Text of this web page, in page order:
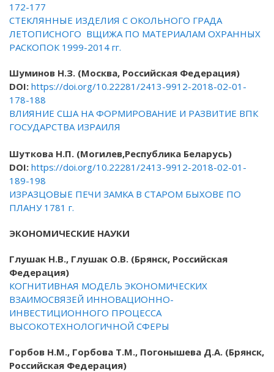
172-177
СТЕКЛЯННЫЕ ИЗДЕЛИЯ С ОКОЛЬНОГО ГРАДА
ЛЕТОПИСНОГО ВЩИЖА ПО МАТЕРИАЛАМ ОХРАННЫХ
РАСКОПОК 1999-2014 гг.
Шуминов Н.З. (Москва, Российская Федерация)
DOI: https://doi.org/10.22281/2413-9912-2018-02-01-
178-188
ВЛИЯНИЕ США НА ФОРМИРОВАНИЕ И РАЗВИТИЕ ВПК
ГОСУДАРСТВА ИЗРАИЛЯ
Шуткова Н.П. (Могилев,Республика Беларусь)
DOI: https://doi.org/10.22281/2413-9912-2018-02-01-
189-198
ИЗРАЗЦОВЫЕ ПЕЧИ ЗАМКА В СТАРОМ БЫХОВЕ ПО
ПЛАНУ 1781 г.
ЭКОНОМИЧЕСКИЕ НАУКИ
Глушак Н.В., Глушак О.В. (Брянск, Росcийская
Федерация)
КОГНИТИВНАЯ МОДЕЛЬ ЭКОНОМИЧЕСКИХ
ВЗАИМОСВЯЗЕЙ ИННОВАЦИОННО-
ИНВЕСТИЦИОННОГО ПРОЦЕССА
ВЫСОКОТЕХНОЛОГИЧНОЙ СФЕРЫ
Горбов Н.М., Горбова Т.М., Погонышева Д.А. (Брянск,
Российская Федерация)